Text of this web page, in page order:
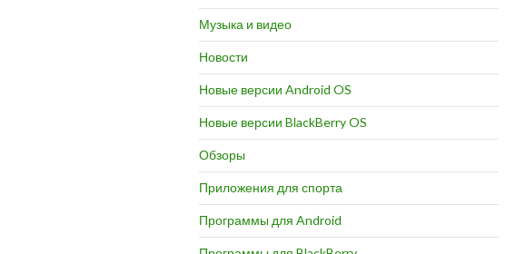
Музыка и видео
Новости
Новые версии Android OS
Новые версии BlackBerry OS
Обзоры
Приложения для спорта
Программы для Android